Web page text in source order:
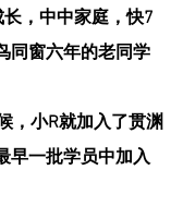
，中中家庭，快7
同窗六年的老同学
，小R就加入了贯渊
早一批学员中加入